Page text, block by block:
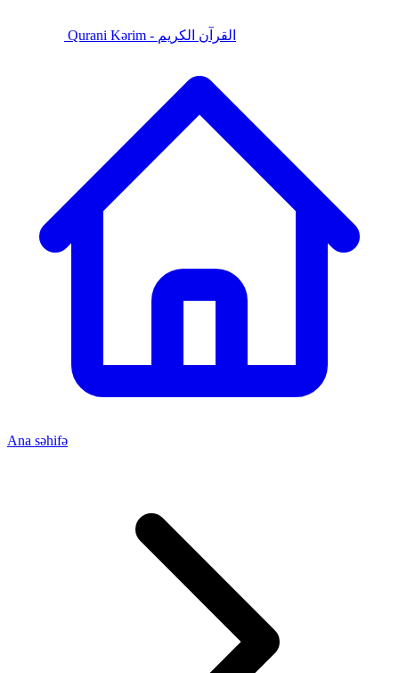
Qurani Kərim - القرآن الكريم
Ana səhifə